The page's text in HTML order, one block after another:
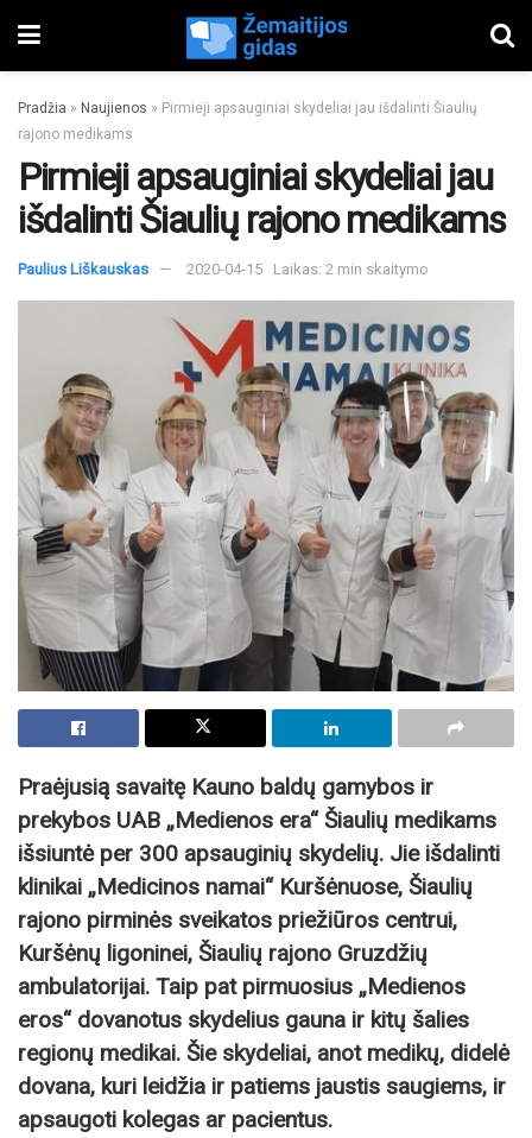
Pradžia » Naujienos » Pirmieji apsauginiai skydeliai jau išdalinti Šiaulių
rajono medikams
Pirmieji apsauginiai skydeliai jau
išdalinti Šiaulių rajono medikams
Paulius Liškauskas 2020-04-15 Laikas: 2 min skaitymo
Praėjusią savaitę Kauno baldų gamybos ir
prekybos UAB „Medienos era“ Šiaulių medikams
išsiuntė per 300 apsauginių skydelių. Jie išdalinti
klinikai „Medicinos namai“ Kuršėnuose, Šiaulių
rajono pirminės sveikatos priežiūros centrui,
Kuršėnų ligoninei, Šiaulių rajono Gruzdžių
ambulatorijai. Taip pat pirmuosius „Medienos
eros“ dovanotus skydelius gauna ir kitų šalies
regionų medikai. Šie skydeliai, anot medikų, didelė
dovana, kuri leidžia ir patiems jaustis saugiems, ir
apsaugoti kolegas ar pacientus.